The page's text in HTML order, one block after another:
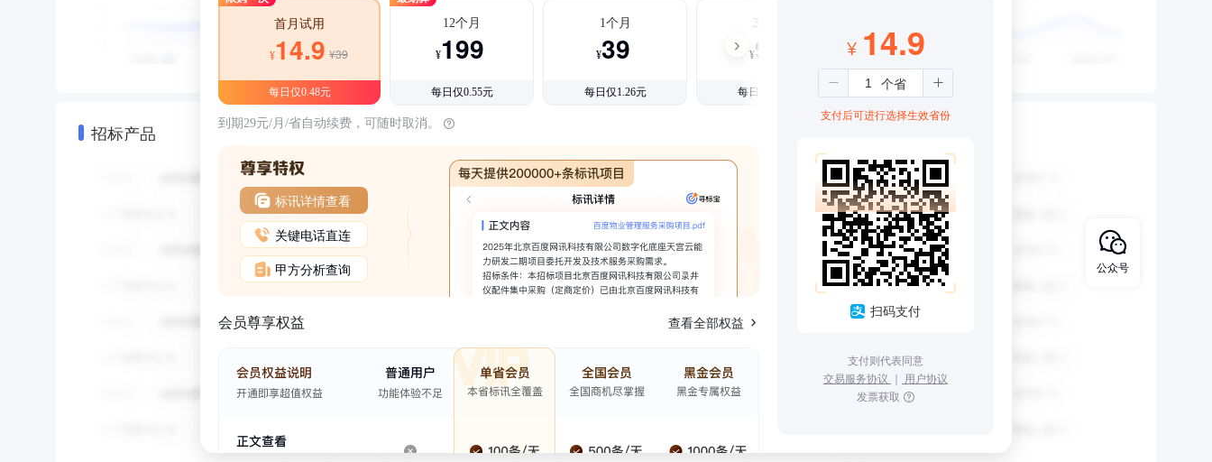
招标产品
首月试用
¥14.9 ¥39
每日仅0.48元
12个月
¥199
每日仅0.55元
1个月
¥39
每日仅1.26元
3个月
¥99
每日仅1.08元
到期29元/月/省自动续费，可随时取消。
标讯详情查看
关键电话直连
甲方分析查询
会员尊享权益 查看全部权益
¥ 14.9
支付后可进行选择生效省份
扫码支付
支付则代表同意
交易服务协议 ｜ 用户协议
发票获取
公众号